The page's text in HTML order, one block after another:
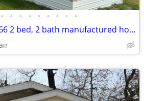
• • • • • • • • •
2012 Champion 14x66 2 bed, 2 bath manufactured home (17BE)